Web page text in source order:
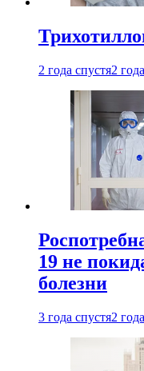
2 года спустя2
19 не
болезни
3 года спустя2